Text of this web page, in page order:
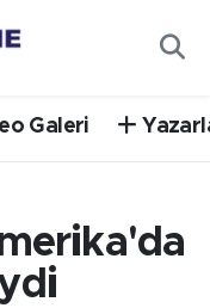
Galeri
Fikstür